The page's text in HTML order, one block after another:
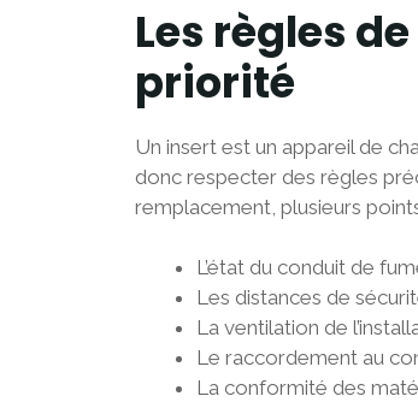
Les règles
priorité
Un insert est un appareil de
donc respecter des règles
remplacement, plusieurs
L’état du conduit de
Les distances de
La ventilation de
Le raccordement au
La conformité des